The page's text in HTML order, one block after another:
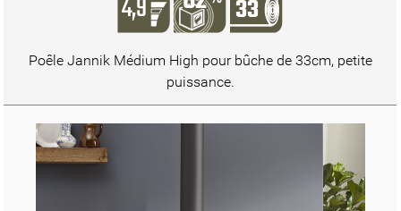
Poêle Jannik Médium High pour bûche de 33cm, petite
puissance.